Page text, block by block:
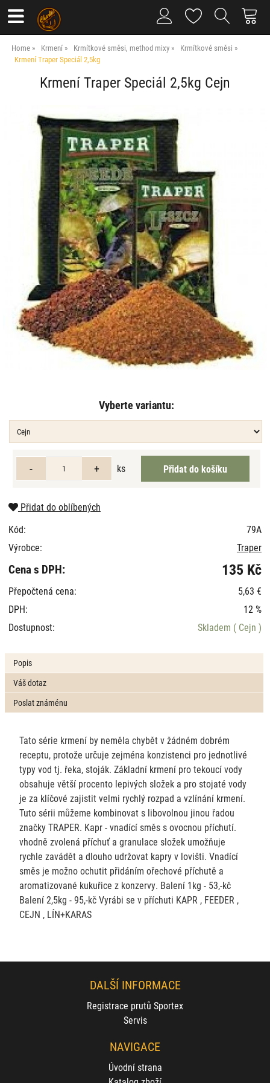
Home Krmení Krmítkové směsi, method mixy
Krmítkové směsi
Krmení Traper Speciál 2,5kg
Krmení Traper Speciál 2,5kg Cejn
Vyberte variantu:
ks
Přidat do oblíbených
Kód:
79A
Výrobce:
Traper
Cena s DPH: 135 Kč
Přepočtená cena:
5,63 €
DPH:
12 %
Dostupnost:
Skladem ( Cejn )
Popis
Váš dotaz
Poslat známénu
Tato série krmení by neměla chybět v žádném dobrém
receptu, protože určuje zejména konzistenci pro jednotlivé
typy vod tj. řeka, stoják. Základní krmení pro tekoucí vody
obsahuje větší procento lepivých složek a pro stojaté vody
je za klíčové zajistit velmi rychlý rozpad a vzlínání krmení.
Tuto sérii můžeme kombinovat s libovolnou jinou řadou
značky TRAPER. Kapr - vnadící směs s ovocnou příchutí.
vhodně zvolená příchuť a granulace složek umožňuje
rychle zavádět a dlouho udržovat kapry v lovišti. Vnadící
směs je možno ochutit přidáním ořechové příchutě a
aromatizované kukuřice z konzervy. Balení 1kg - 53,-kč
Balení 2,5kg - 95,-kč Vyrábi se v příchuti KAPR , FEEDER ,
CEJN , LÍN+KARAS
DALŠÍ INFORMACE
Registrace prutů Sportex
Servis
NAVIGACE
Úvodní strana